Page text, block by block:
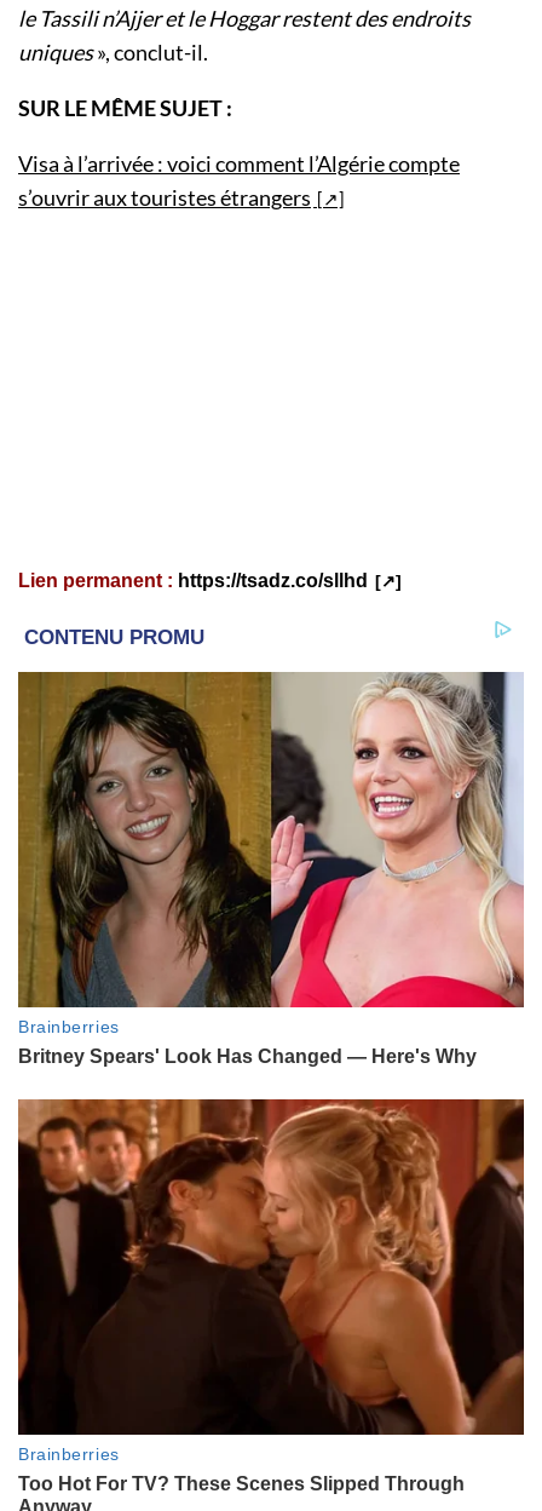
le Tassili n’Ajjer et le Hoggar restent des endroits
uniques», conclut-il.
SUR LE MÊME SUJET :
Visa à l’arrivée : voici comment l’Algérie compte
s’ouvrir aux touristes étrangers
Lien permanent : https://tsadz.co/sllhd